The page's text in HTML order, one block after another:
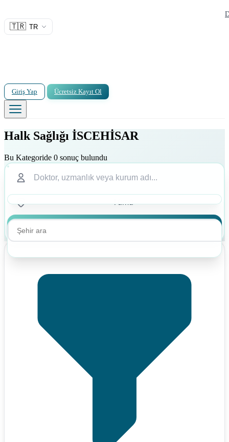
🇹🇷 TR
Giriş Yap Ücretsiz Kayıt Ol
Halk Sağlığı İSCEHİSAR
Bu Kategoride 0 sonuç bulundu